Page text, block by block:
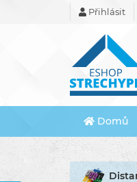
Přihlásit
Domů